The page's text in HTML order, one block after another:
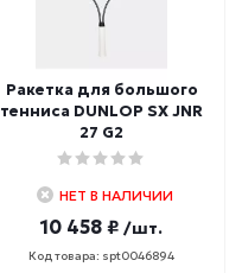
Ракетка для большого
тенниса DUNLOP SX JNR
27 G2
НЕТ В НАЛИЧИИ
10 458 ₽ /шт.
Код товара: spt0046894